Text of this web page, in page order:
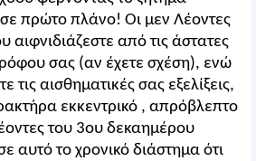
πρώτο πλάνο! Οι μεν Λέοντες
αιφνιδιάζεστε από τις άστατες
σας (αν έχετε σχέση), ενώ
τις αισθηματικές σας εξελίξεις,
εκκεντρικό , απρόβλεπτο
του 3ου δεκαημέρου
αυτό το χρονικό διάστημα ότι